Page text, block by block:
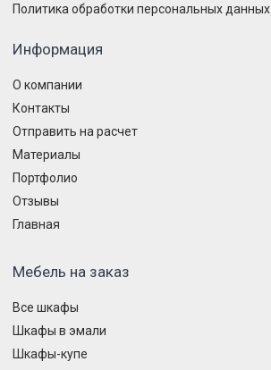
Политика обработки персональных данных
Информация
О компании
Контакты
Отправить на расчет
Материалы
Портфолио
Отзывы
Главная
Мебель на заказ
Все шкафы
Шкафы в эмали
Шкафы-купе